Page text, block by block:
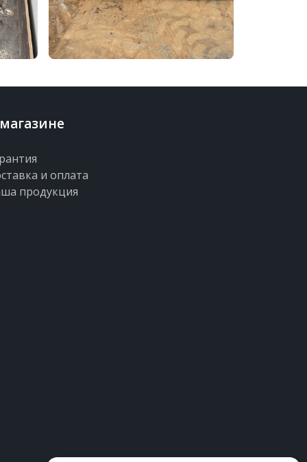
и оплата
продукция